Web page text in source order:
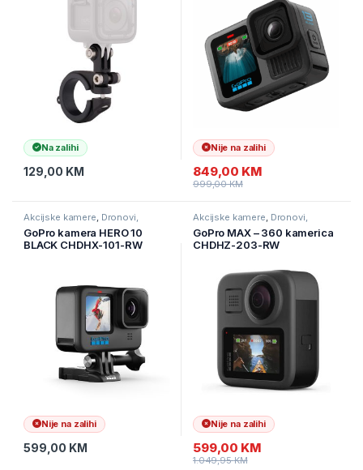
Na zalihi
129,00 KM
Nije na zalihi
849,00 KM
999,00KM
Akcijske kamere Dronovi,
kamere I navigacije Kamere
GoPro kamera HERO 10
BLACK CHDHX-101-RW
Nije na zalihi
599,00 KM
Akcijske kamere Dronovi,
kamere I navigacije Kamere
GoPro MAX – 360 kamerica
CHDHZ-203-RW
Nije na zalihi
599,00 KM
1.049,95KM